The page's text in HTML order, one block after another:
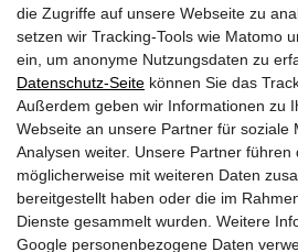
die Zugriffe auf unsere Webseite zu
setzen wir Tracking-Tools wie Matomo
ein, um anonyme Nutzungsdaten zu
Datenschutz-Seite können Sie das
Außerdem geben wir Informationen zu
Webseite an unsere Partner für soziale
Analysen weiter. Unsere Partner führen
möglicherweise mit weiteren Daten
bereitgestellt haben oder die im
Dienste gesammelt wurden. Weitere
Google personenbezogene Daten
AKTUELLES
PARTNER
LINKS
SITEMAP
IMPRESSUM &